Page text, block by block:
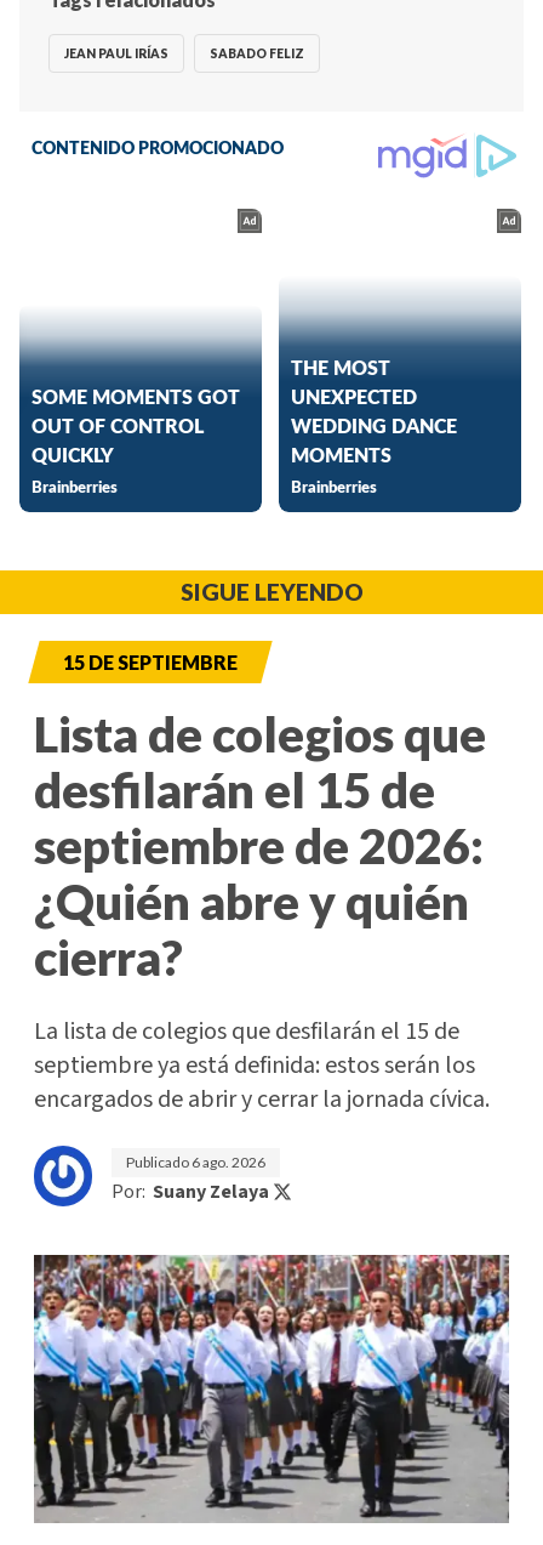
JEAN PAUL IRÍAS SABADO FELIZ
SIGUE LEYENDO
15 DE SEPTIEMBRE
Lista de colegios que
desfilarán el 15 de
septiembre de 2026:
¿Quién abre y quién
cierra?
La lista de colegios que desfilarán el 15 de
septiembre ya está definida: estos serán los
encargados de abrir y cerrar la jornada cívica.
Publicado 6 ago. 2026
Por: Suany Zelaya